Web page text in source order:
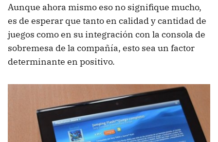
Aunque ahora mismo eso no signifique mucho,
es de esperar que tanto en calidad y cantidad de
juegos como en su integración con la consola de
sobremesa de la compañía, esto sea un factor
determinante en positivo.